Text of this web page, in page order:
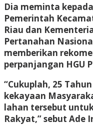
Dia meminta
Pemerintah
Riau dan
Pertanahan
memberikan
perpanjangan HGU
“Cukuplah, 25
kekayaan
lahan tersebut
Rakyat,” sebut Ade